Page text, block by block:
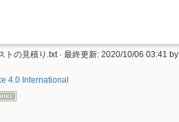
トの見積り.txt· 最終更新: 2020/10/06 03:41 by
4.0 International